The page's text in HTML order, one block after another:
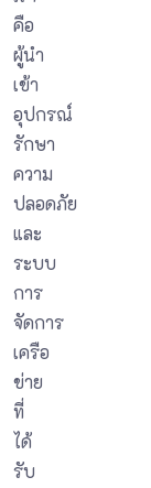
คือ
ผู้นำ
เข้า
อุปกรณ์
รักษา
ความ
ปลอดภัย
และ
ระบบ
การ
จัดการ
เครือ
ข่าย
ที่
ได้
รับ